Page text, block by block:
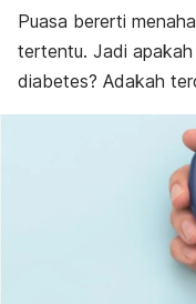
Puasa bererti
tertentu. Jadi
diabetes? Adakah